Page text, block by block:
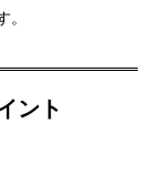
ント